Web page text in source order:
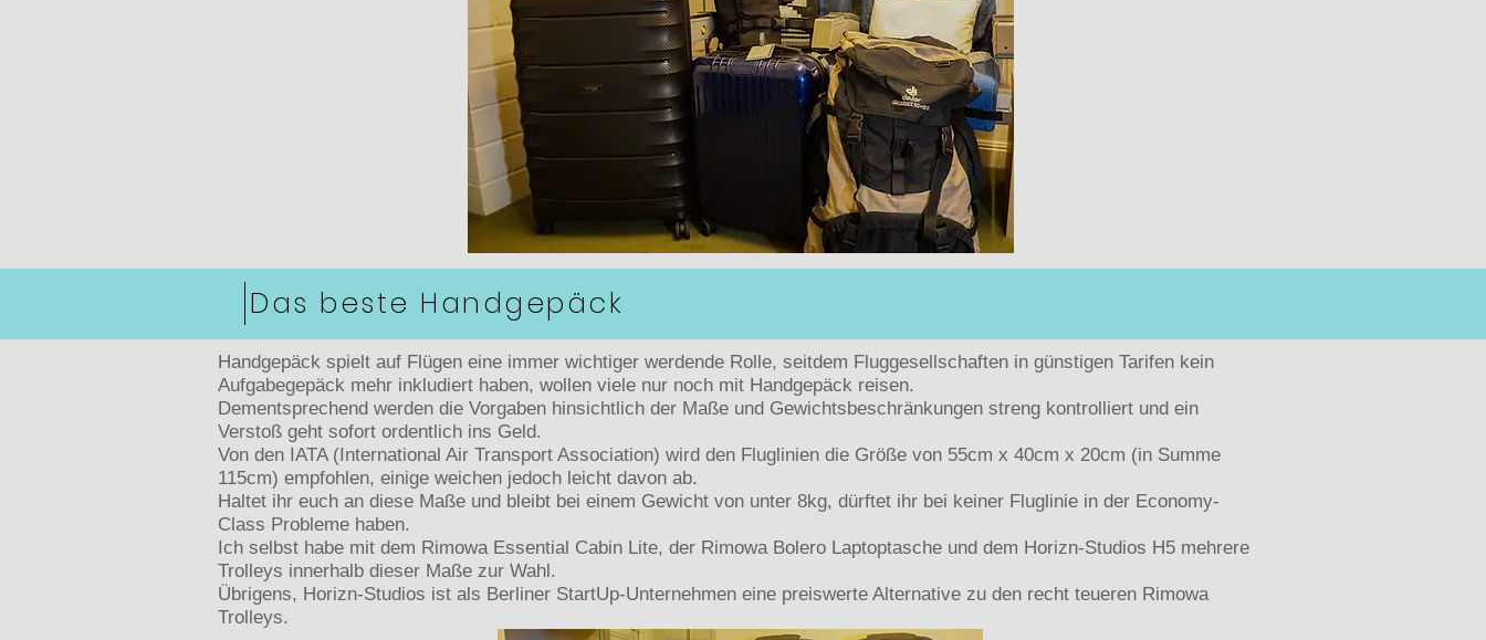
Das beste Handgepäck
Handgepäck spielt auf Flügen eine immer wichtiger werdende Rolle, seitdem Fluggesellschaften in günstigen Tarifen kein
Aufgabegepäck mehr inkludiert haben, wollen viele nur noch mit Handgepäck reisen.
Dementsprechend werden die Vorgaben hinsichtlich der Maße und Gewichtsbeschränkungen streng kontrolliert und ein
Verstoß geht sofort ordentlich ins Geld.
Von den IATA (International Air Transport Association) wird den Fluglinien die Größe von 55cm x 40cm x 20cm (in Summe
115cm) empfohlen, einige weichen jedoch leicht davon ab.
Haltet ihr euch an diese Maße und bleibt bei einem Gewicht von unter 8kg, dürftet ihr bei keiner Fluglinie in der Economy-
Class Probleme haben.
Ich selbst habe mit dem Rimowa Essential Cabin Lite, der Rimowa Bolero Laptoptasche und dem Horizn-Studios H5 mehrere
Trolleys innerhalb dieser Maße zur Wahl.
Übrigens, Horizn-Studios ist als Berliner StartUp-Unternehmen eine preiswerte Alternative zu den recht teueren Rimowa
Trolleys.